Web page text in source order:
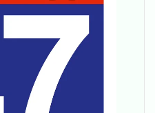
объединений